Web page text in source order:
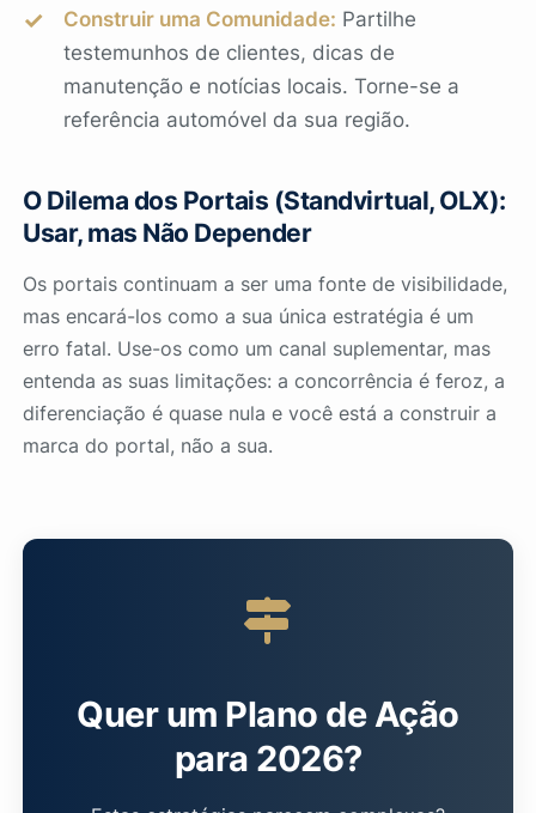
Construir uma Comunidade: Partilhe
testemunhos de clientes, dicas de
manutenção e notícias locais. Torne-se a
referência automóvel da sua região.
O Dilema dos Portais (Standvirtual, OLX):
Usar, mas Não Depender
Os portais continuam a ser uma fonte de visibilidade,
mas encará-los como a sua única estratégia é um
erro fatal. Use-os como um canal suplementar, mas
entenda as suas limitações: a concorrência é feroz, a
diferenciação é quase nula e você está a construir a
marca do portal, não a sua.
Quer um Plano de Ação
para 2026?